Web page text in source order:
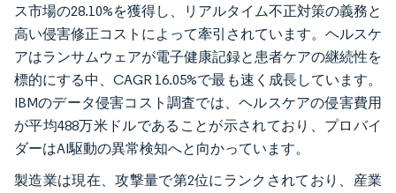
ス市場の28.10%を獲得し、リアルタイム不正対策の義務と
高い侵害修正コストによって牽引されています。ヘルスケ
アはランサムウェアが電子健康記録と患者ケアの継続性を
標的にする中、CAGR 16.05%で最も速く成長しています。
IBMのデータ侵害コスト調査では、ヘルスケアの侵害費用
が平均488万米ドルであることが示されており、プロバイ
ダーはAI駆動の異常検知へと向かっています。
製造業は現在、攻撃量で第2位にランクされており、産業